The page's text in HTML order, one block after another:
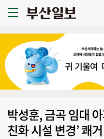
박성훈, 금곡 임대
친화 시설 변경’ 쾌거